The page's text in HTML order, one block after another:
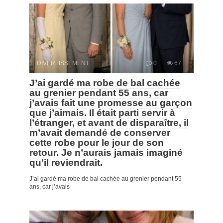
DIVERTISSEMENT 0 67
J’ai gardé ma robe de bal cachée
au grenier pendant 55 ans, car
j’avais fait une promesse au garçon
que j’aimais. Il était parti servir à
l’étranger, et avant de disparaître, il
m’avait demandé de conserver
cette robe pour le jour de son
retour. Je n’aurais jamais imaginé
qu’il reviendrait.
J’ai gardé ma robe de bal cachée au grenier pendant 55
ans, car j’avais